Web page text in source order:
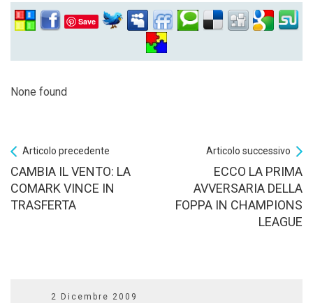
Save
None found
Articolo precedente
CAMBIA IL VENTO: LA
COMARK VINCE IN
TRASFERTA
Articolo successivo
ECCO LA PRIMA
AVVERSARIA DELLA
FOPPA IN CHAMPIONS
LEAGUE
2 Dicembre 2009